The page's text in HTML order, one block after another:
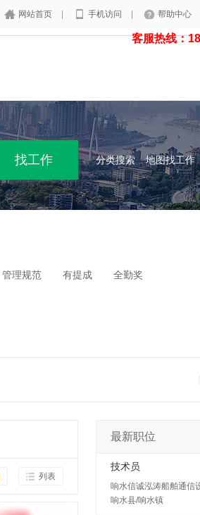
网站首页 手机访问 帮助中心
客服热线：
分类搜索 地图找工作
管理规范 有提成 全勤奖
列表
最新职位
技术员
响水信诚泓涛船舶通信
响水县/响水镇